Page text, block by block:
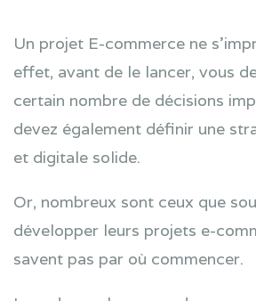
Un projet E-commerce ne
effet, avant de le lancer, vous
certain nombre de décisions
devez également définir une
et digitale solide.
Or, nombreux sont ceux que
développer leurs projets e-
savent pas par où commencer.